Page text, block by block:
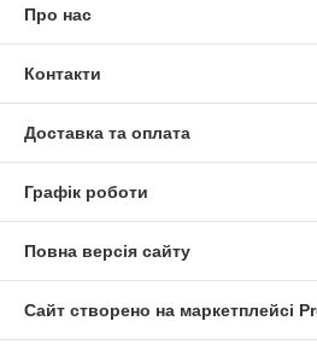
Про нас
Контакти
Доставка та оплата
Графік роботи
Повна версія сайту
Сайт створено на маркетплейсі